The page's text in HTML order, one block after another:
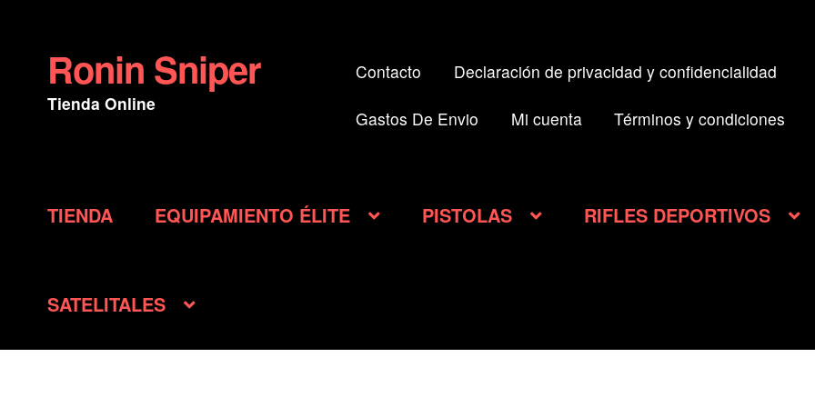
Ir
a
la
Ir
al
contenido
Ronin Sniper
Tienda Online
Contacto Declaración de privacidad y confidencialidad
Gastos De Envio Mi cuenta Términos y condiciones
TIENDA EQUIPAMIENTO ÉLITE PISTOLAS RIFLES DEPORTIVOS
SATELITALES